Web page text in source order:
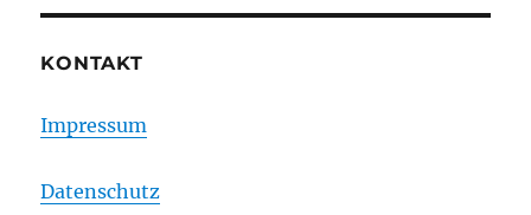
KONTAKT
Impressum
Datenschutz